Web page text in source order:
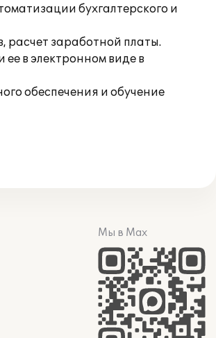
бухгалтерского и
расчет заработной платы.
в электронном виде в
обеспечения и обучение
Мы в Max